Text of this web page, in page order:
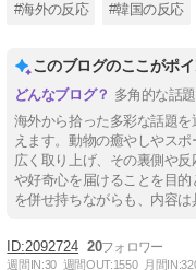
#海外の反応 #韓国の反応
このブログのここがポ
多角的な話
海外から拾った多彩な話題
えます。動物の癒やしやス
広く取り上げ、その裏側や
や好奇心を届けることを目
を併せ持ちながらも、内容は
2092724 20
週間IN:30 週間OUT:1550 月間IN: